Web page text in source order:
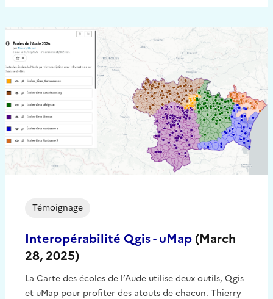
Interopérabilité Qgis - uMap (March
28, 2025)
La Carte des écoles de l’Aude utilise deux outils, Qgis
et uMap pour profiter des atouts de chacun. Thierry
Témoignage